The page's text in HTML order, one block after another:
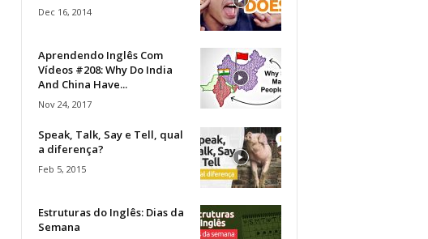
Dec 16, 2014
Aprendendo Inglês Com
Vídeos #208: Why Do India
And China Have...
Nov 24, 2017
Speak, Talk, Say e Tell, qual
a diferença?
Feb 5, 2015
Estruturas do Inglês: Dias da
Semana